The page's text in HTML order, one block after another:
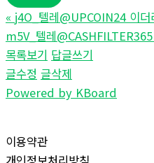
« j4O_텔레@UPCOIN24 이
m5V_텔레
목록보기 답글쓰기
글수정 글삭제
Powered by KBoard
이용약관